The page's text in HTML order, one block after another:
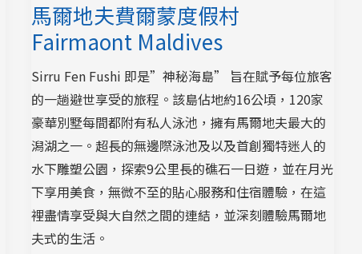
馬爾地夫費爾蒙度假村
Fairmaont Maldives
Sirru Fen Fushi 即是”神秘海島” 旨在賦予每位旅客
的一趟避世享受的旅程。該島佔地約16公頃，120家
豪華別墅每間都附有私人泳池，擁有馬爾地夫最大的
潟湖之一。超長的無邊際泳池及以及首創獨特迷人的
水下雕塑公園，探索9公里長的礁石一日遊，並在月光
下享用美食，無微不至的貼心服務和住宿體驗，在這
裡盡情享受與大自然之間的連結，並深刻體驗馬爾地
夫式的生活。